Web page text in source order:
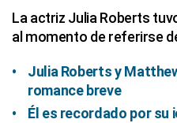
La actriz Julia Roberts
al momento de referirse
Julia Roberts y
romance breve
Él es recordado por su